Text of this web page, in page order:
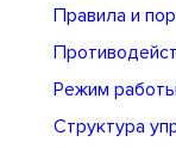
Правила и
Режим работы
Структура